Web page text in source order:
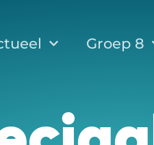
Groep 8